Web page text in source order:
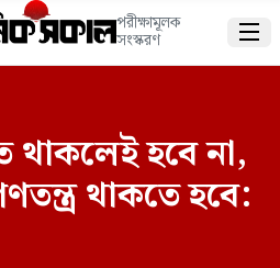
পরীক্ষামূলক
সংস্করণ 
থাকলেই হবে না,
থাকতে হবে: